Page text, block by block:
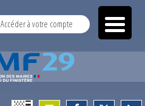
Accéder à votre compte